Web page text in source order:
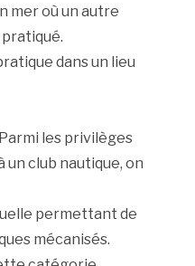
mer où un autre
dans un lieu
Parmi les privilèges
un club nautique, on
permettant de
mécanisés.